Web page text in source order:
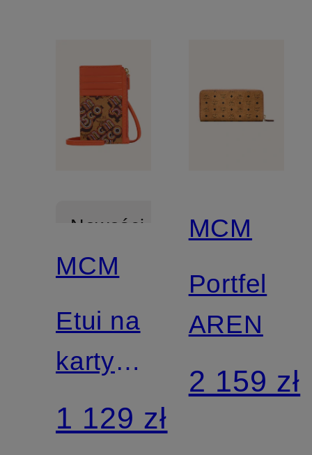
Nowości
MCM
Etui na
karty
AREN
1 129 zł
MCM
Portfel
AREN
2 159 zł